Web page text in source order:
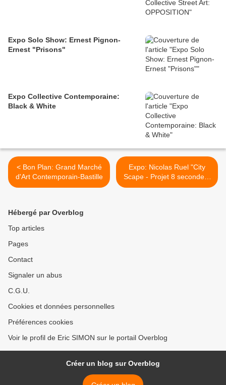
Expo Solo Show: Ernest Pignon-
Ernest "Prisons"
Expo Collective Contemporaine:
Black & White
< Bon Plan: Grand Marché
d'Art Contemporain-Bastille
Expo: Nicolas Ruel "City
Scape - Projet 8 secondes"
>
Hébergé par Overblog
Top articles
Pages
Contact
Signaler un abus
C.G.U.
Cookies et données personnelles
Préférences cookies
Voir le profil de Eric SIMON sur le portail Overblog
Créer un blog sur Overblog